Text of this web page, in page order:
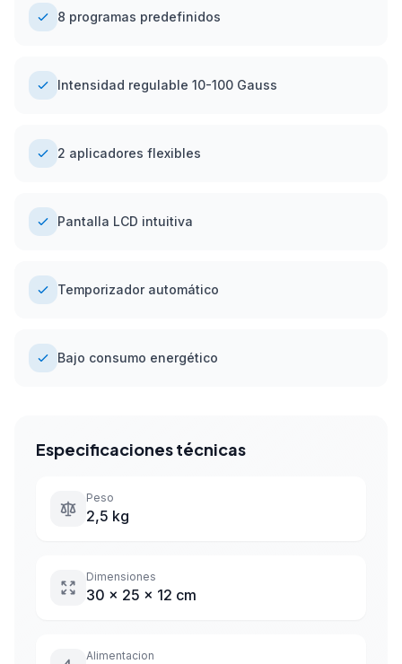
8 programas predefinidos
Intensidad regulable 10-100 Gauss
2 aplicadores flexibles
Pantalla LCD intuitiva
Temporizador automático
Bajo consumo energético
Especificaciones técnicas
Peso
2,5 kg
Dimensiones
30 x 25 x 12 cm
Alimentacion